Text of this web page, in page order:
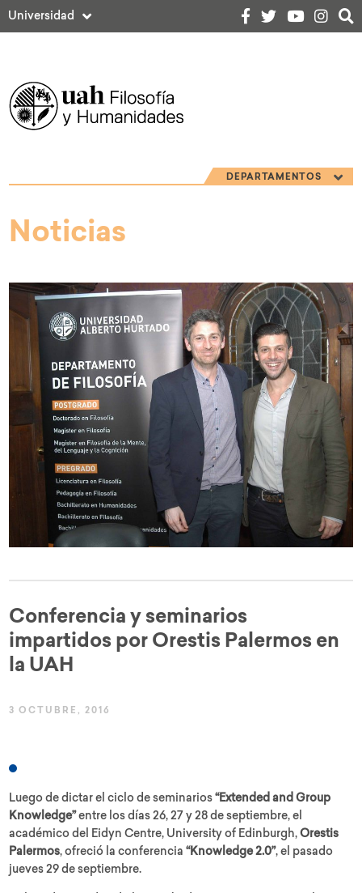
Universidad
DEPARTAMENTOS
Noticias
Conferencia y seminarios
impartidos por Orestis Palermos en
la UAH
3 OCTUBRE, 2016
Luego de dictar el ciclo de seminarios“Extended and Group
Knowledge” entre los días 26, 27 y 28 de septiembre, el
académico del Eidyn Centre, University of Edinburgh, Orestis
Palermos, ofreció la conferencia“Knowledge 2.0”, el pasado
jueves 29 de septiembre.